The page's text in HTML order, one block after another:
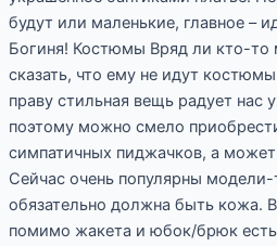
будут или маленькие, главное –
Богиня! Костюмы Вряд ли кто-то
сказать, что ему не идут
праву стильная вещь радует нас
поэтому можно смело
симпатичных пиджачков, а
Сейчас очень популярны
обязательно должна быть кожа.
помимо жакета и юбок/брюк